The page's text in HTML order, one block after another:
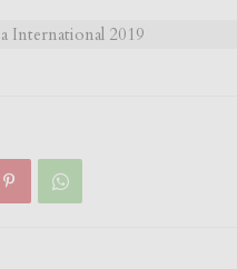
International 2019